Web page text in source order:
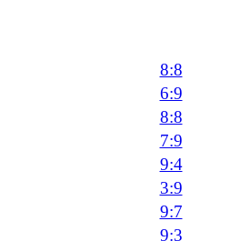
8:8
6:9
8:8
7:9
9:4
3:9
9:7
9:3